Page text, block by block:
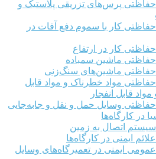
حفاظتی پرس‌های تزریقی پلاستیک و
حفاظتی کار با سموم دفع آفات در
حفاظتی کار در ارتفاع
حفاظتی ماشین سمباده
حفاظتی ماشین‌های سنگ‌زنی
حفاظتی مواد خطرناک و مواد قابل
قابل انفجار
حفاظتی وسایل حمل و نقل و جابه‌جایی
در کارگاه‌ها
سیستم اتصال به زمین
علائم ایمنی در کارگاه‌ها
عمومی ایمنی در تعمیرگاه‌های وسایل